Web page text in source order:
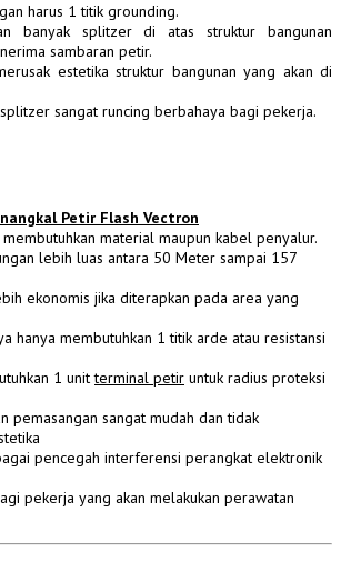
harus 1 titik grounding.
banyak splitzer di atas struktur bangunan
sambaran petir.
estetika struktur bangunan yang akan di
sangat runcing berbahaya bagi pekerja.
Petir Flash Vectron
material maupun kabel penyalur.
lebih luas antara 50 Meter sampai 157
ekonomis jika diterapkan pada area yang
hanya membutuhkan 1 titik arde atau resistansi
1 unitterminal petir untuk radius proteksi
pemasangan sangat mudah dan tidak
pencegah interferensi perangkat elektronik
pekerja yang akan melakukan perawatan